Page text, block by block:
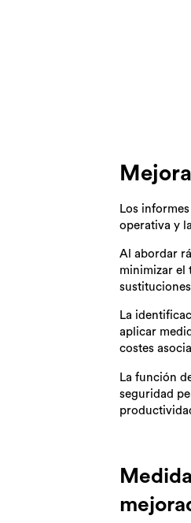
Los
operativa y
Al abordar
minimizar el
La
aplicar
costes
La función
seguridad